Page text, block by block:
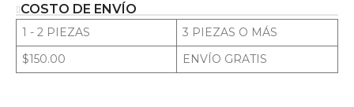
COSTO DE ENVÍO
1 - 2 PIEZAS
3 PIEZAS O MÁS
$150.00
ENVÍO GRATIS